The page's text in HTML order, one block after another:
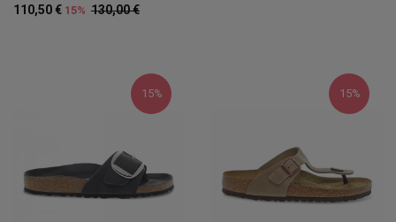
130,00 €
110,50 € 15%
15% 15%